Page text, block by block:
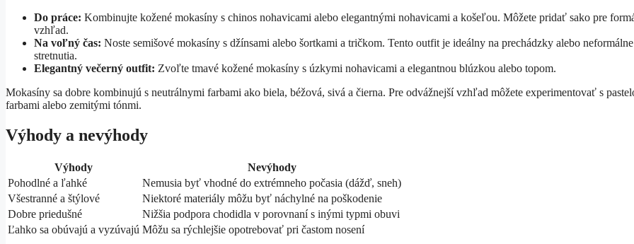
Do práce: Kombinujte kožené mokasíny s chinos nohavicami alebo elegantnými nohavicami a košeľou. Môžete pridať sako pre
vzhľad.
Na voľný čas: Noste semišové mokasíny s džínsami alebo šortkami a tričkom. Tento outfit je ideálny na prechádzky alebo neformálne
stretnutia.
Elegantný večerný outfit: Zvoľte tmavé kožené mokasíny s úzkymi nohavicami a elegantnou blúzkou alebo topom.
Mokasíny sa dobre kombinujú s neutrálnymi farbami ako biela, béžová, sivá a čierna. Pre odvážnejší vzhľad môžete experimentovať s
farbami alebo zemitými tónmi.
Výhody a nevýhody
Výhody
Nevýhody
Pohodlné a ľahké
Nemusia byť vhodné do extrémneho počasia (dážď, sneh)
Všestranné a štýlové
Niektoré materiály môžu byť náchylné na poškodenie
Dobre priedušné
Nižšia podpora chodidla v porovnaní s inými typmi obuvi
Ľahko sa obúvajú a vyzúvajú Môžu sa rýchlejšie opotrebovať pri častom nosení